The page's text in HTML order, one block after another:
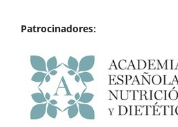
Patrocinadores: